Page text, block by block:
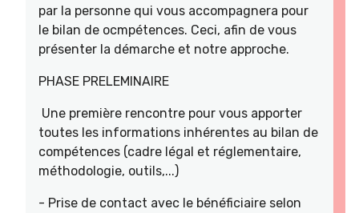
par la personne qui vous accompagnera pour
le bilan de ocmpétences. Ceci, afin de vous
présenter la démarche et notre approche.
PHASE PRELEMINAIRE
Une première rencontre pour vous apporter
toutes les informations inhérentes au bilan de
compétences (cadre légal et réglementaire,
méthodologie, outils,...)
- Prise de contact avec le bénéficiaire selon